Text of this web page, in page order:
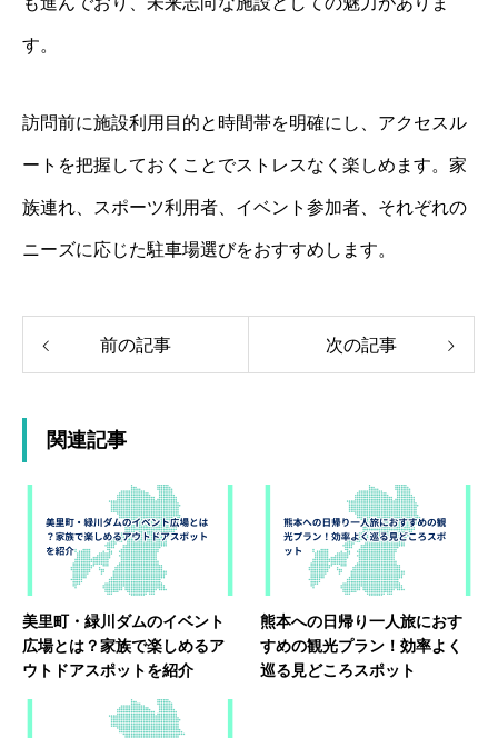
す。
訪問前に施設利用目的と時間帯を明確にし、アクセスル
ートを把握しておくことでストレスなく楽しめます。家
族連れ、スポーツ利用者、イベント参加者、それぞれの
ニーズに応じた駐車場選びをおすすめします。
前の記事 次の記事
関連記事
美里町・緑川ダムのイベント
広場とは？家族で楽しめるア
ウトドアスポットを紹介
熊本への日帰り一人旅におす
すめの観光プラン！効率よく
巡る見どころスポット